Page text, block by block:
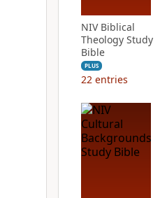
NIV Biblical
Theology Study
Bible
PLUS
22 entries